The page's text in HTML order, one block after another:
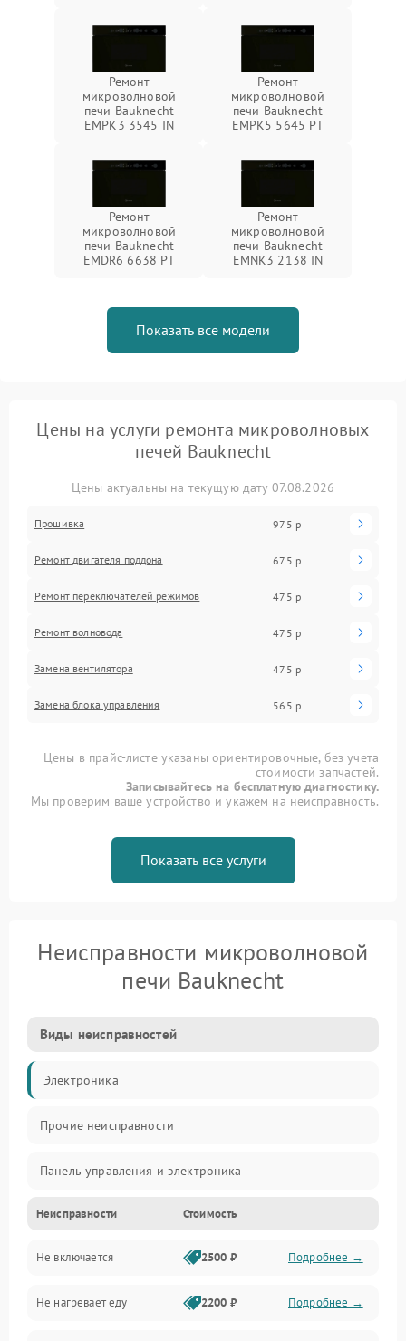
Ремонт
микроволновой
печи Bauknecht
EMPK3 3545 IN
Ремонт
микроволновой
печи Bauknecht
EMPK5 5645 PT
Ремонт
микроволновой
печи Bauknecht
EMDR6 6638 PT
Ремонт
микроволновой
печи Bauknecht
EMNK3 2138 IN
Показать все модели
Цены на услуги ремонта микроволновых
печей Bauknecht
Цены актуальны на текущую дату 07.08.2026
Прошивка 975 р
Ремонт двигателя поддона 675 р
Ремонт переключателей режимов 475 р
Ремонт волновода 475 р
Замена вентилятора 475 р
Замена блока управления 565 р
Цены в прайс-листе указаны ориентировочные, без учета
стоимости запчастей.
Записывайтесь на бесплатную диагностику.
Мы проверим ваше устройство и укажем на неисправность.
Показать все услуги
Неисправности микроволновой
печи Bauknecht
Виды неисправностей
Электроника
Прочие неисправности
Панель управления и электроника
Дверца и корпус
Механика и внутренние элементы
Механические повреждения
Неисправности Стоимость
Не включается 2500 ₽ Подробнее →
Не нагревает еду 2200 ₽ Подробнее →